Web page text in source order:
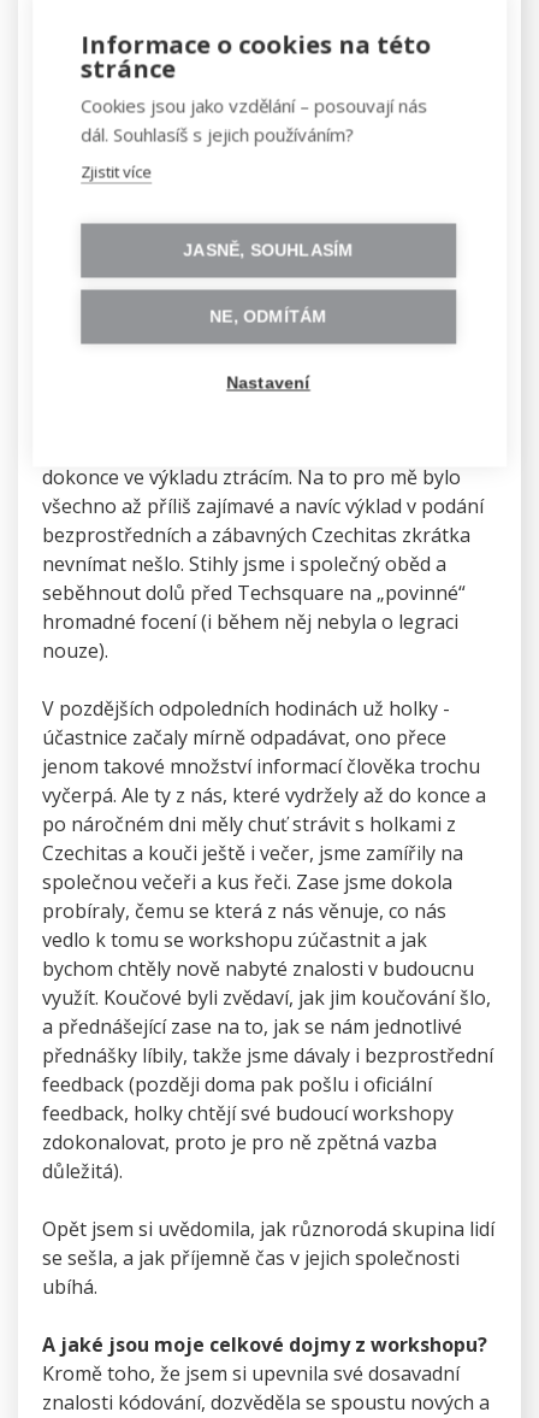
Přednášek proložených praktickou částí bylo dle
tématu několik za sebou a kromě toho, že jsme si
během jediného dne vyzkoušely základy
kódování v HTML
webové stránky, naučily se, jak tuto kostru
vylepšit pomocí CSS, tedy kaskádových stylů,
které dodají webové stránce barvy a šmrnc,
dozvěděly jsme se například i to, k čemu je dobrý
bootstrap a jak si pomocí něj usnadnit kodóvání.
Holky z Czechitas se v přednášení střídaly,
závěrům o tom, že schopnost soustředit se na
dokonce ve výkladu ztrácím. Na to pro mě bylo
všechno až příliš zajímavé a navíc výklad v podání
bezprostředních a zábavných Czechitas zkrátka
nevnímat nešlo. Stihly jsme i společný oběd a
seběhnout dolů před Techsquare na „povinné“
hromadné focení (i během něj nebyla o legraci
nouze).
V pozdějších odpoledních hodinách už holky -
účastnice začaly mírně odpadávat, ono přece
jenom takové množství informací člověka trochu
vyčerpá. Ale ty z nás, které vydržely až do konce a
po náročném dni měly chuť strávit s holkami z
Czechitas a kouči ještě i večer, jsme zamířily na
společnou večeři a kus řeči. Zase jsme dokola
probíraly, čemu se která z nás věnuje, co nás
vedlo k tomu se workshopu zúčastnit a jak
bychom chtěly nově nabyté znalosti v budoucnu
využít. Koučové byli zvědaví, jak jim koučování šlo,
a přednášející zase na to, jak se nám jednotlivé
přednášky líbily, takže jsme dávaly i bezprostřední
feedback (později doma pak pošlu i oficiální
feedback, holky chtějí své budoucí workshopy
zdokonalovat, proto je pro ně zpětná vazba
důležitá).
Opět jsem si uvědomila, jak různorodá skupina lidí
se sešla, a jak příjemně čas v jejich společnosti
ubíhá.
A jaké jsou moje celkové dojmy z workshopu?
Kromě toho, že jsem si upevnila své dosavadní
znalosti kódování, dozvěděla se spoustu nových a
Informace o cookies na této
stránce
Cookies jsou jako vzdělání – posouvají nás
dál. Souhlasíš s jejich používáním?
Zjistit více
JASNĚ, SOUHLASÍM
NE, ODMÍTÁM
Nastavení